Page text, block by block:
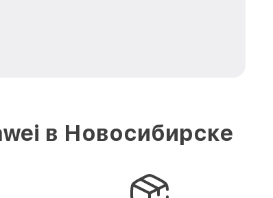
в Новосибирске